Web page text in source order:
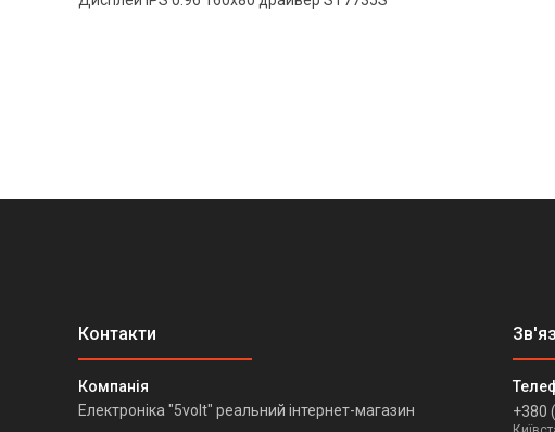
Електроніка "5volt" реальний інтернет-магазин +380